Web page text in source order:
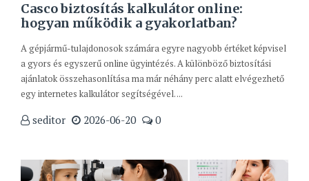
Casco biztosítás kalkulátor online:
hogyan működik a gyakorlatban?
A gépjármű-tulajdonosok számára egyre nagyobb értéket képvisel
a gyors és egyszerű online ügyintézés. A különböző biztosítási
ajánlatok összehasonlítása ma már néhány perc alatt elvégezhető
egy internetes kalkulátor segítségével. ...
seditor 2026-06-20 0